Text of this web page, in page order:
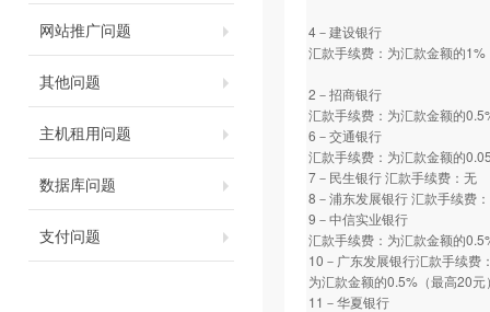
网站推广问题
其他问题
主机租用问题
数据库问题
支付问题
4－建设银行
汇款手续费：为汇款金额的
2－招商银行
汇款手续费：为汇款金额的
6－交通银行
汇款手续费：为汇款金额的
7－民生银行 汇款手续费：无
8－浦东发展银行 汇款手续费
9－中信实业银行
汇款手续费：为汇款金额的
10－广东发展银行汇款手续费
为汇款金额的0.5%（最高20元
11－华夏银行